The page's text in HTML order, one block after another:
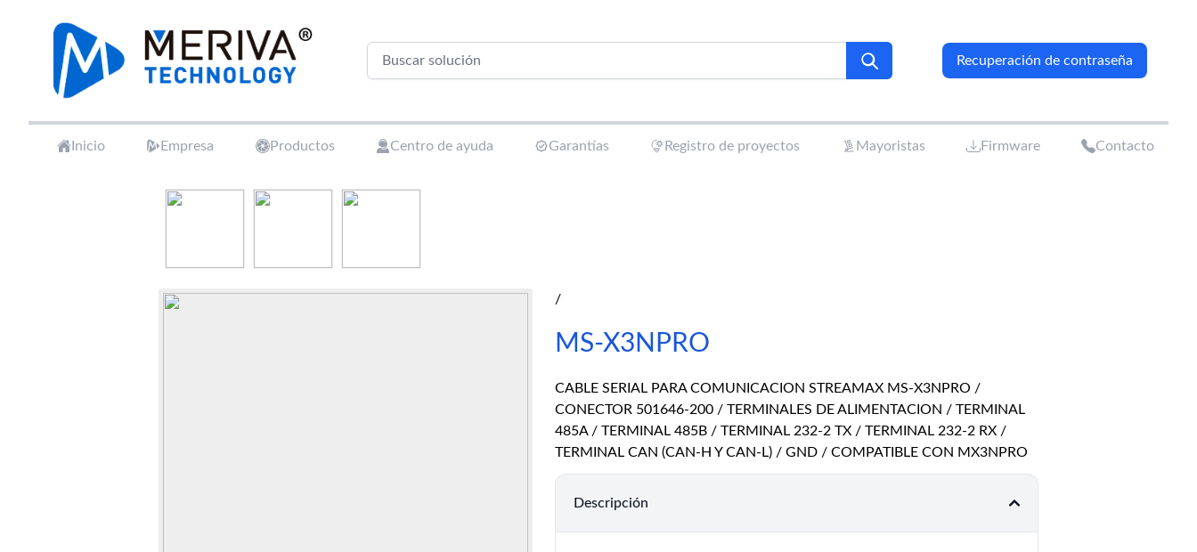
Your Company
Recuperación de contraseña
Inicio Empresa Productos Centro de ayuda Garantías Registro de proyectos Mayoristas Firmware Contacto
/
MS-X3NPRO
CABLE SERIAL PARA COMUNICACION STREAMAX MS-X3NPRO /
CONECTOR 501646-200 / TERMINALES DE ALIMENTACION / TERMINAL
485A / TERMINAL 485B / TERMINAL 232-2 TX / TERMINAL 232-2 RX /
TERMINAL CAN (CAN-H Y CAN-L) / GND / COMPATIBLE CON MX3NPRO
Descripción